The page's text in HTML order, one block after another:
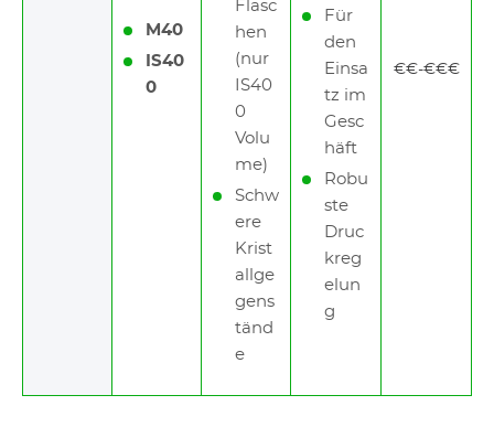
Für
den
Einsa
tz im
Gesc
häft
Robu
ste
Druc
kreg
elun
g
M40
IS40
0
Flasc
hen
(nur
IS40
0
Volu
me)
Schw
ere
Krist
allge
gens
tänd
e
€€-€€€